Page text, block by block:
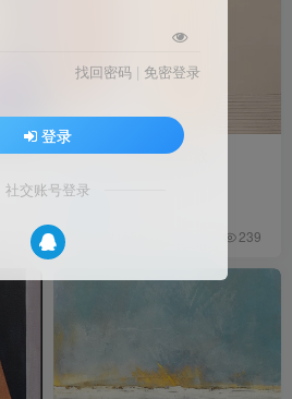
D5装饰挂画材质20款
239
找回密码 | 免密登录
登录
社交账号登录